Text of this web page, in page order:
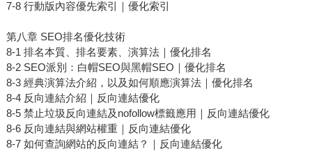
7-8 行動版內容優先索引｜優化索引
第八章 SEO排名優化技術
8-1 排名本質、排名要素、演算法｜優化排名
8-2 SEO派別：白帽SEO與黑帽SEO｜優化排名
8-3 經典演算法介紹，以及如何順應演算法｜優化排名
8-4 反向連結介紹｜反向連結優化
8-5 禁止垃圾反向連結及nofollow標籤應用｜反向連結優化
8-6 反向連結與網站權重｜反向連結優化
8-7 如何查詢網站的反向連結？｜反向連結優化